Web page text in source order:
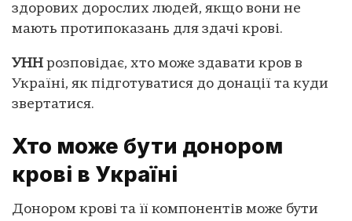
здорових дорослих людей, якщо вони не
мають протипоказань для здачі крові.
УНН розповідає, хто може здавати кров в
Україні, як підготуватися до донації та куди
звертатися.
Хто може бути донором
крові в Україні
Донором крові та її компонентів може бути